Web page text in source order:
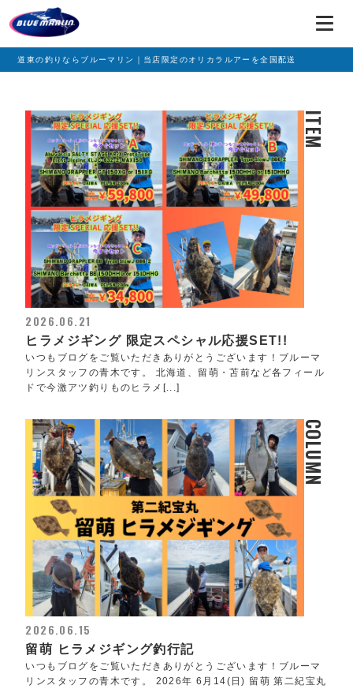
道東の釣りならブルーマリン｜当店限定のオリカラルアーを全国配送
ITEM
2026.06.21
ヒラメジギング 限定スペシャル応援SET!!
いつもブログをご覧いただきありがとうございます！ブルーマ
リンスタッフの青木です。 北海道、留萌・苫前など各フィール
ドで今激アツ釣りものヒラメ[...]
COLUMN
2026.06.15
留萌 ヒラメジギング釣行記
いつもブログをご覧いただきありがとうございます！ブルーマ
リンスタッフの青木です。 2026年 6月14(日) 留萌 第二紀宝丸